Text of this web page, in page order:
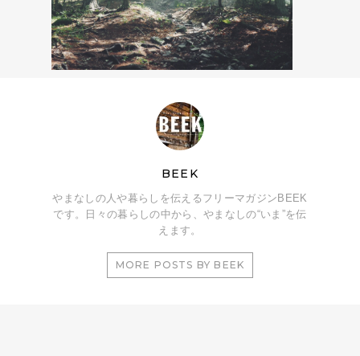
BEEK
やまなしの人や暮らしを伝えるフリーマガジンBEEK
です。日々の暮らしの中から、やまなしの“いま”を伝
えます。
MORE POSTS BY BEEK